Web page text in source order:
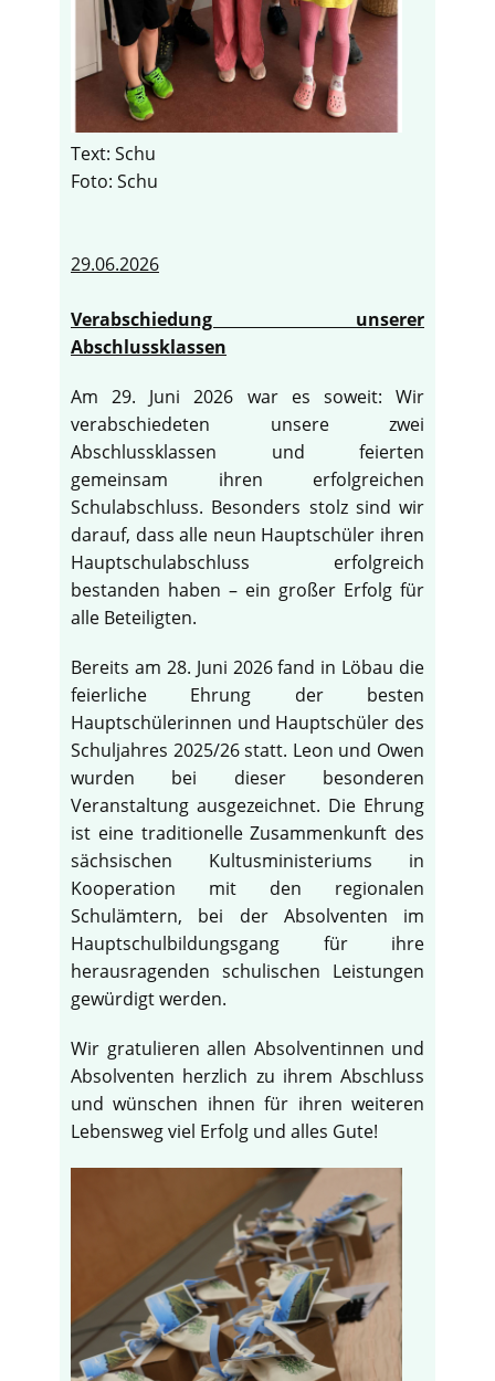
Text: Schu
Foto: Schu
29.06.2026
Verabschiedung unserer
Abschlussklassen
Am 29. Juni 2026 war es soweit: Wir
verabschiedeten unsere zwei
Abschlussklassen und feierten
gemeinsam ihren erfolgreichen
Schulabschluss. Besonders stolz sind wir
darauf, dass alle neun Hauptschüler ihren
Hauptschulabschluss erfolgreich
bestanden haben – ein großer Erfolg für
alle Beteiligten.
Bereits am 28. Juni 2026 fand in Löbau die
feierliche Ehrung der besten
Hauptschülerinnen und Hauptschüler des
Schuljahres 2025/26 statt. Leon und Owen
wurden bei dieser besonderen
Veranstaltung ausgezeichnet. Die Ehrung
ist eine traditionelle Zusammenkunft des
sächsischen Kultusministeriums in
Kooperation mit den regionalen
Schulämtern, bei der Absolventen im
Hauptschulbildungsgang für ihre
herausragenden schulischen Leistungen
gewürdigt werden.
Wir gratulieren allen Absolventinnen und
Absolventen herzlich zu ihrem Abschluss
und wünschen ihnen für ihren weiteren
Lebensweg viel Erfolg und alles Gute!